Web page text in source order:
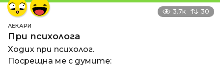
3.7k 30
ЛЕКАРИ
При психолога
Ходих при психолог.
Посрещна ме с думите: